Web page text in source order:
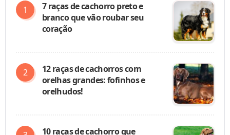
7 raças de cachorro preto e
branco que vão roubar seu
coração
12 raças de cachorros com
orelhas grandes: fofinhos e
orelhudos!
10 raças de cachorro que